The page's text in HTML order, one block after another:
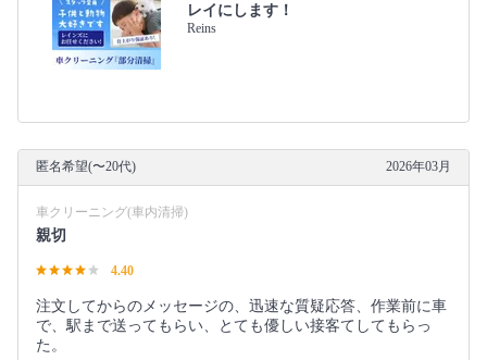
レイにします！
Reins
匿名希望(〜20代) 2026年03月
車クリーニング(車内清掃)
親切
4.40
注文してからのメッセージの、迅速な質疑応答、作業前に車
で、駅まで送ってもらい、とても優しい接客てしてもらっ
た。